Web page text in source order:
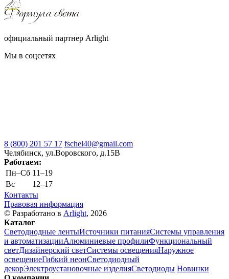
официальный партнер Arlight
Мы в соцсетях
8 (800) 201 57 17 fschel40@gmail.com
Челябинск, ул.Воровского, д.15В
Работаем:
Пн–Cб 11–19
Вс
12–17
Контакты
Правовая информация
© Разработано в Arlight, 2026
Каталог
Светодиодные лентыИсточники питанияСистемы управления
и автоматизацииАлюминиевые профилиФункциональный
светДизайнерский светСистемы освещенияНаружное
освещениеГибкий неонСветодиодный
декорЭлектроустановочные изделияСветодиоды Новинки